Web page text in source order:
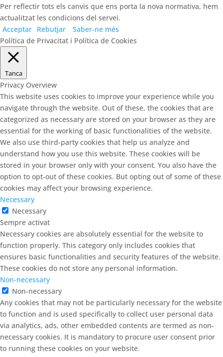
Per reflectir tots els canvis que ens porta la nova normativa, hem
actualitzat les condicions del servei.
Acceptar Rebutjar
Saber-ne més
Política de Privacitat i Política de Cookies
Tanca
Privacy Overview
This website uses cookies to improve your experience while you
navigate through the website. Out of these, the cookies that are
categorized as necessary are stored on your browser as they are
essential for the working of basic functionalities of the website.
We also use third-party cookies that help us analyze and
understand how you use this website. These cookies will be
stored in your browser only with your consent. You also have the
option to opt-out of these cookies. But opting out of some of these
cookies may affect your browsing experience.
Necessary
Necessary
Sempre activat
Necessary cookies are absolutely essential for the website to
function properly. This category only includes cookies that
ensures basic functionalities and security features of the website.
These cookies do not store any personal information.
Non-necessary
Non-necessary
Any cookies that may not be particularly necessary for the website
to function and is used specifically to collect user personal data
via analytics, ads, other embedded contents are termed as non-
necessary cookies. It is mandatory to procure user consent prior
to running these cookies on your website.